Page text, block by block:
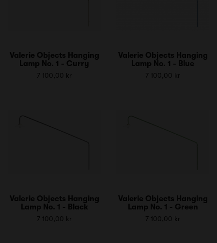
Valerie Objects Hanging
Lamp No. 1 - Curry
7 100,00 kr
Valerie Objects Hanging
Lamp No. 1 - Blue
7 100,00 kr
Valerie Objects Hanging
Lamp No. 1 - Black
7 100,00 kr
Valerie Objects Hanging
Lamp No. 1 - Green
7 100,00 kr